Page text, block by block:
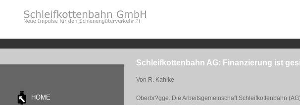
HOME
Schleifkottenbahn AG: Finanzierung ist
Von R. Kahlke
Oberbr?gge. Die Arbeitsgemeinschaft Schleifkottenbahn